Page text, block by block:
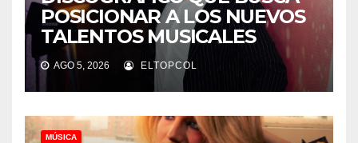
POSICIONAR A LOS NUEVOS
TALENTOS MUSICALES
AGO 5, 2026 ELTOPCOL
MÚSICA